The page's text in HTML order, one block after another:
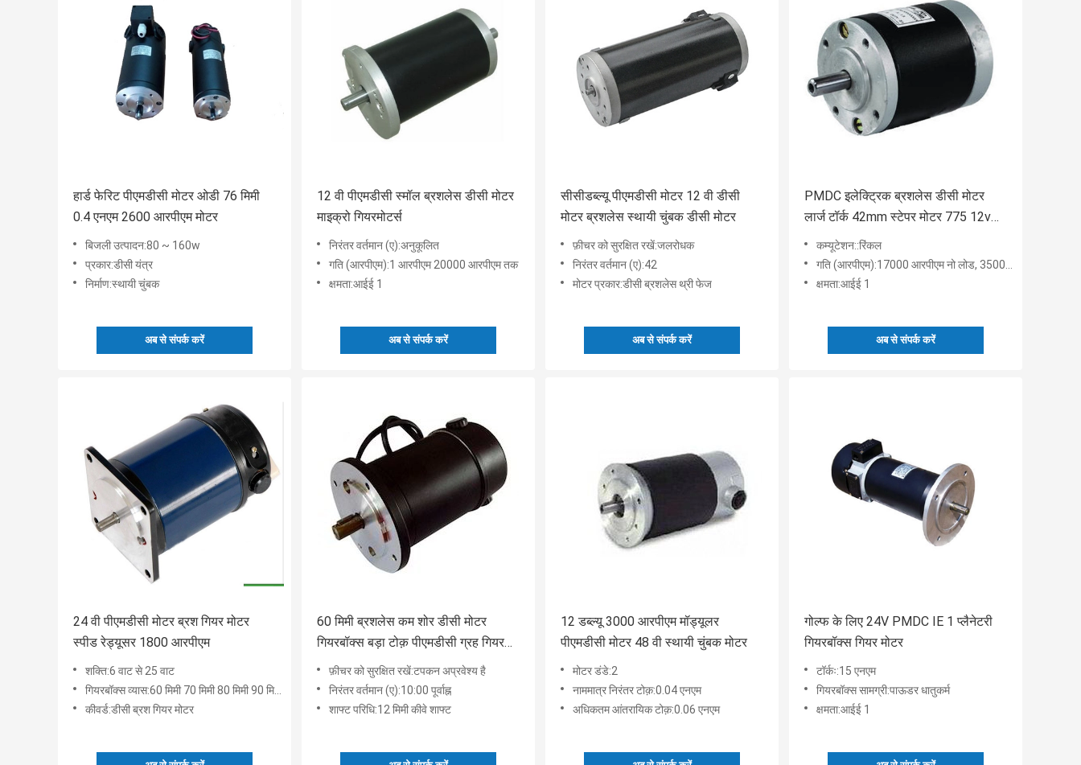
हार्ड फेरिट पीएमडीसी मोटर ओडी 76 मिमी
0.4 एनएम 2600 आरपीएम मोटर
बिजली उत्पादन:80 ~ 160w
प्रकार:डीसी यंत्र
निर्माण:स्थायी चुंबक
अब से संपर्क करें
12 वी पीएमडीसी स्मॉल ब्रशलेस डीसी मोटर
माइक्रो गियरमोटर्स
निरंतर वर्तमान (ए):अनुकूलित
गति (आरपीएम):1 आरपीएम 20000 आरपीएम तक
क्षमता:आईई 1
अब से संपर्क करें
सीसीडब्ल्यू पीएमडीसी मोटर 12 वी डीसी
मोटर ब्रशलेस स्थायी चुंबक डीसी मोटर
फ़ीचर को सुरक्षित रखें:जलरोधक
निरंतर वर्तमान (ए):42
मोटर प्रकार:डीसी ब्रशलेस थ्री फेज
अब से संपर्क करें
PMDC इलेक्ट्रिक ब्रशलेस डीसी मोटर
लार्ज टॉर्क 42mm स्टेपर मोटर 775 12v
24v 20000rpm
कम्यूटेशन::रिंकल
गति (आरपीएम):17000 आरपीएम नो लोड, 3500--9000 आरपीएम
क्षमता:आईई 1
अब से संपर्क करें
24 वी पीएमडीसी मोटर ब्रश गियर मोटर
स्पीड रेड्यूसर 1800 आरपीएम
शक्ति:6 वाट से 25 वाट
गियरबॉक्स व्यास:60 मिमी 70 मिमी 80 मिमी 90 मिमी 100 मिमी वर्ग
कीवर्ड:डीसी ब्रश गियर मोटर
60 मिमी ब्रशलेस कम शोर डीसी मोटर
गियरबॉक्स बड़ा टोक़ पीएमडीसी ग्रह गियर
मोटर
फ़ीचर को सुरक्षित रखें:टपकन अप्रवेश्य है
निरंतर वर्तमान (ए):10:00 पूर्वाह्न
शाफ्ट परिधि:12 मिमी कीवे शाफ्ट
12 डब्ल्यू 3000 आरपीएम मॉड्यूलर
पीएमडीसी मोटर 48 वी स्थायी चुंबक मोटर
मोटर डंडे:2
नाममात्र निरंतर टोक़:0.04 एनएम
अधिकतम आंतरायिक टोक़:0.06 एनएम
गोल्फ के लिए 24V PMDC IE 1 प्लैनेटरी
गियरबॉक्स गियर मोटर
टॉर्कः:15 एनएम
गियरबॉक्स सामग्री:पाऊडर धातुकर्म
क्षमता:आईई 1